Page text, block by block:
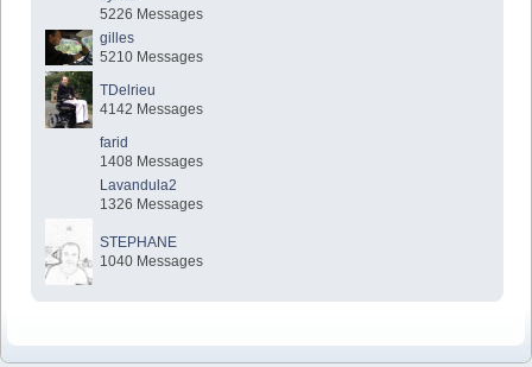
5226 Messages
gilles
5210 Messages
TDelrieu
4142 Messages
farid
1408 Messages
Lavandula2
1326 Messages
STEPHANE
1040 Messages